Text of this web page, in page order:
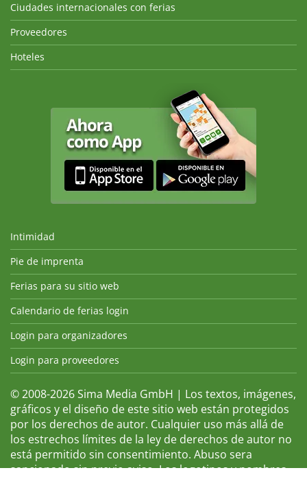
Ciudades internacionales con ferias
Proveedores
Hoteles
Intimidad
Pie de imprenta
Ferias para su sitio web
Calendario de ferias login
Login para organizadores
Login para proveedores
© 2008-2026 Sima Media GmbH | Los textos, imágenes,
gráficos y el diseño de este sitio web están protegidos
por los derechos de autor. Cualquier uso más allá de
los estrechos límites de la ley de derechos de autor no
está permitido sin consentimiento. Abuso sera
sancionado sin previo aviso. Los logotipos y nombres